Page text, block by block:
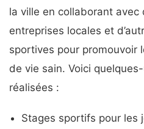
la ville en collaborant avec
entreprises locales et
sportives pour promouvoir
de vie sain. Voici
réalisées :
Stages sportifs pour les